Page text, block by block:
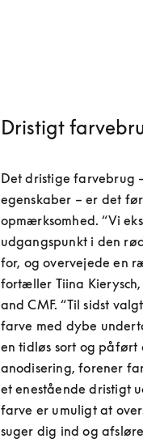
Dristigt
Det dristige farvebrug
egenskaber – er det
opmærksomhed. “Vi
udgangspunkt i den
for, og overvejede en
fortæller Tiina
and CMF. “Til sidst
farve med dybe
en tidløs sort og
anodisering, forener
et enestående dristigt
farve er umuligt at
suger dig ind og